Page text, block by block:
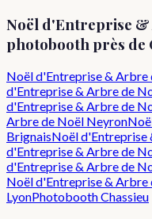
Noël d'Entreprise &
photobooth près de
Noël d'Entreprise & Arbre
d'Entreprise & Arbre de
d'Entreprise & Arbre de
Arbre de Noël Neyron
BrignaisNoël d'Entreprise
d'Entreprise & Arbre de
d'Entreprise & Arbre de
Noël d'Entreprise & Arbre
LyonPhotoboothChassieu